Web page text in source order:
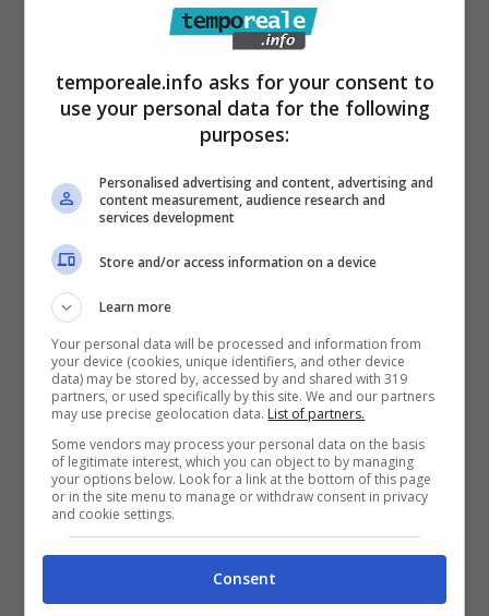
rappresentanti del turismo a livello nazionale
Il Primo Cittadino ha quindi
partecipato ad una tavola rotonda su un
tema di strettissima attualità, quale quello
sulle concessioni balneari: “Corte di
giustizia o riforma? Altre possibili soluzioni?
Il piano della tutela e la scelta della PMI
dell’industria turistica balneare italiana
nell’alveo della Blue Economy”.
sono intervenuti anche Salvatore Di Mattina
Membro della X Commissione Camera dei
Deputati (Attività produttive, commerciale e
turismo),Domenico Giannetta Presidente
Commissione Speciale Vigilanza Regione
Calabria, Marco Maurelli Presidente
Federbalneari Italia.
“Un motivo di orgoglio e di soddisfazione
temporeale.info asks for your consent to
use your personal data for the following
purposes:
Personalised advertising and content, advertising and
content measurement, audience research and
services development
Store and/or access information on a device
Learn more
Your personal data will be processed and information from
your device (cookies, unique identifiers, and other device
data) may be stored by, accessed by and shared with 319
partners, or used specifically by this site. We and our partners
may use precise geolocation data. List of partners.
Some vendors may process your personal data on the basis
of legitimate interest, which you can object to by managing
your options below. Look for a link at the bottom of this page
or in the site menu to manage or withdraw consent in privacy
and cookie settings.
Consent